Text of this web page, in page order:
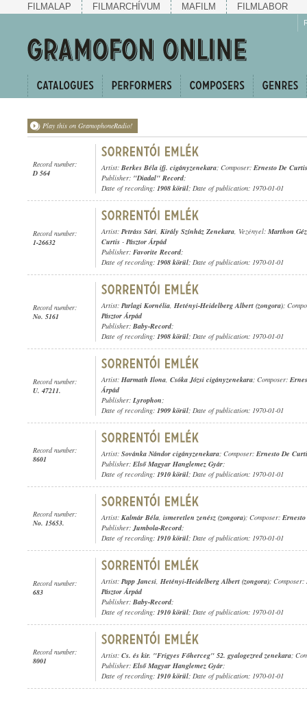
FILMALAP FILMARCHÍVUM MAFILM FILMLABOR
Play this on GramophoneRadio!
Record number:
D 564
Artist: Berkes Béla ifj. cigányzenekara; Composer: Ernesto De Curtis
Publisher: "Diadal" Record;
Date of recording: 1908 körül; Date of publication: 1970-01-01
Record number:
1-26632
Artist: Petráss Sári, Király Színház Zenekara, Vezényel: Marthon
Curtis - Pásztor Árpád
Publisher: Favorite Record;
Date of recording: 1908 körül; Date of publication: 1970-01-01
Record number:
No. 5161
Artist: Parlagi Kornélia, Hetényi-Heidelberg Albert (zongora);
Pásztor Árpád
Publisher: Baby-Record;
Date of recording: 1908 körül; Date of publication: 1970-01-01
Record number:
U. 47211.
Artist: Harmath Ilona, Csóka Józsi cigányzenekara; Composer:
Árpád
Publisher: Lyrophon;
Date of recording: 1909 körül; Date of publication: 1970-01-01
Record number:
8601
Artist: Sovánka Nándor cigányzenekara; Composer: Ernesto De
Publisher: Első Magyar Hanglemez Gyár;
Date of recording: 1910 körül; Date of publication: 1970-01-01
Record number:
No. 15653.
Artist: Kalmár Béla, ismeretlen zenész (zongora); Composer:
Publisher:Jumbola-Record;
Date of recording: 1910 körül; Date of publication: 1970-01-01
Record number:
683
Artist: Papp Jancsi, Hetényi-Heidelberg Albert (zongora); Composer:
Pásztor Árpád
Publisher: Baby-Record;
Date of recording: 1910 körül; Date of publication: 1970-01-01
Record number:
8001
Artist: Cs. és kir. "Frigyes Főherceg" 52. gyalogezred zenekara;
Publisher: Első Magyar Hanglemez Gyár;
Date of recording: 1910 körül; Date of publication: 1970-01-01